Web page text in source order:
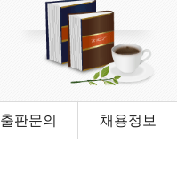
출판문의 채용정보